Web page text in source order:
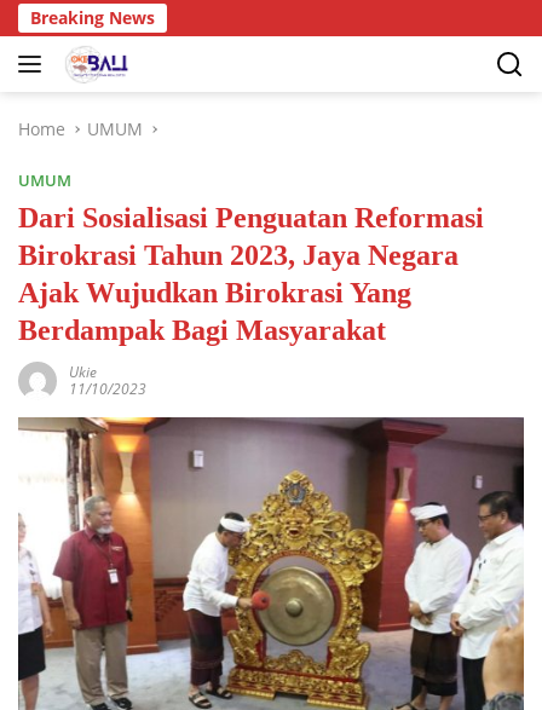
Breaking News
Home UMUM
UMUM
Dari Sosialisasi Penguatan Reformasi
Birokrasi Tahun 2023, Jaya Negara
Ajak Wujudkan Birokrasi Yang
Berdampak Bagi Masyarakat
Ukie
11/10/2023